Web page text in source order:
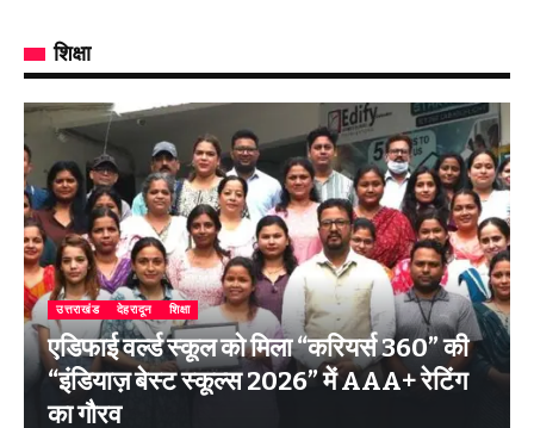
शिक्षा
उत्तराखंड देहरादून शिक्षा
एडिफाई वर्ल्ड स्कूल को मिला “करियर्स 360” की
“इंडियाज़ बेस्ट स्कूल्स 2026” में AAA+ रेटिंग
का गौरव